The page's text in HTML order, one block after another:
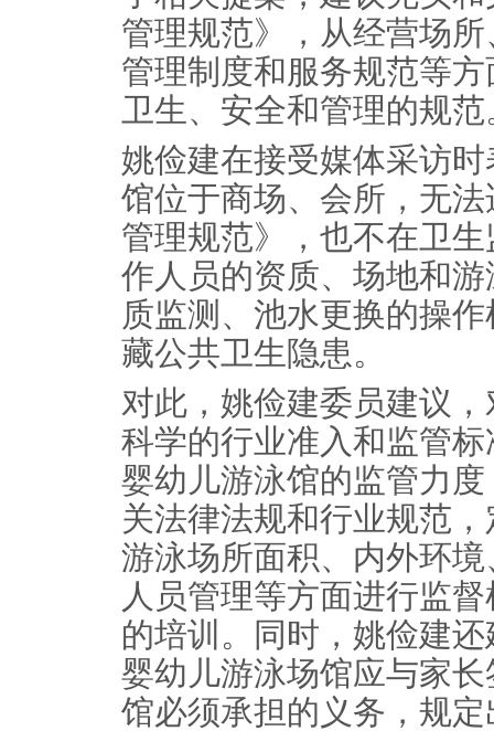
管理规范》，从经营场
管理制度和服务规范等
卫生、安全和管理的规范
姚俭建在接受媒体采访
馆位于商场、会所，无
管理规范》，也不在卫
作人员的资质、场地和
质监测、池水更换的操
藏公共卫生隐患。
对此，姚俭建委员建议
科学的行业准入和监管
婴幼儿游泳馆的监管力
关法律法规和行业规范
游泳场所面积、内外环
人员管理等方面进行监
的培训。同时，姚俭建
婴幼儿游泳场馆应与家
馆必须承担的义务，规